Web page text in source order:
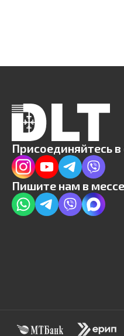
Присоединяйтесь в
Пишите нам в